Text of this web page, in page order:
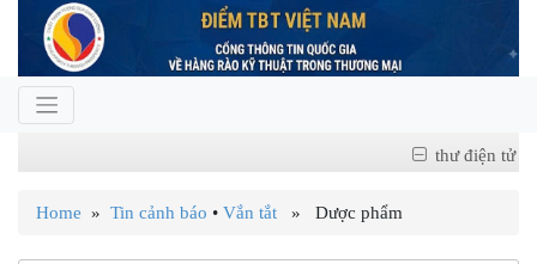
thư điện tử
Home » Tin cảnh báo • Vắn tắt » Dược phẩm